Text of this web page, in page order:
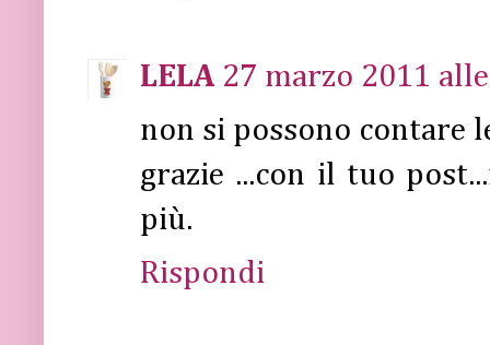
LELA 27 marzo 2011
non si possono contare
grazie ...con il tuo
più.
Rispondi